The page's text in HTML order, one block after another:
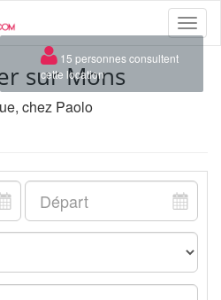
Toggle
sur Mons
chez Paolo